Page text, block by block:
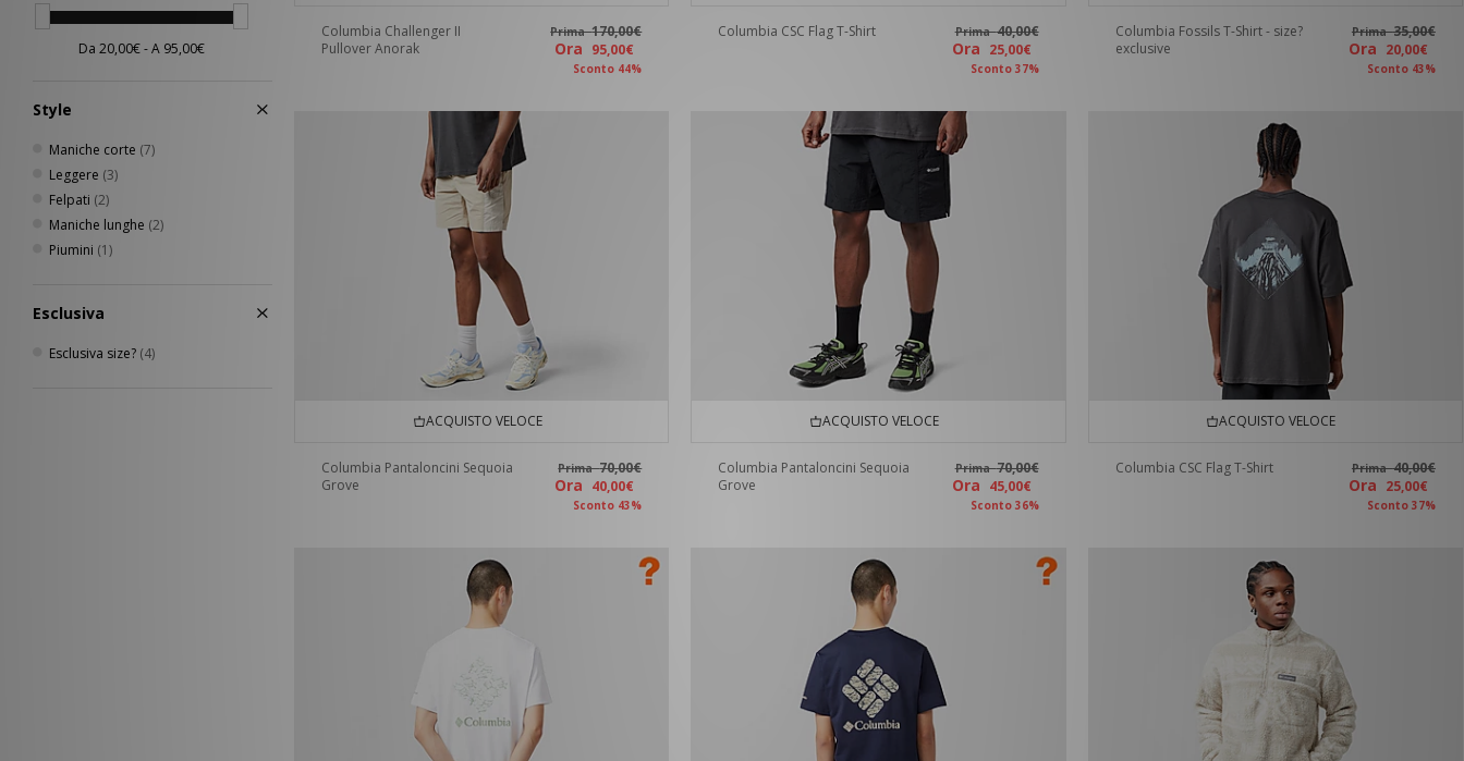
Style
Maniche corte (7)
Leggere (3)
Felpati (2)
Maniche lunghe (2)
Piumini (1)
Esclusiva
Esclusiva size? (4)
Columbia Challenger II
Pullover Anorak
Prima170,00€
Ora 95,00€
Sconto 44%
Columbia CSC Flag T-Shirt Prima40,00€
Ora 25,00€
Sconto 37%
Columbia Fossils T-Shirt - size?
exclusive
Prima35,00€
Ora 20,00€
Sconto 43%
ACQUISTO VELOCE
Columbia Pantaloncini Sequoia
Grove
Prima70,00€
Ora 40,00€
Sconto 43%
ACQUISTO VELOCE
Columbia Pantaloncini Sequoia
Grove
Prima70,00€
Ora 45,00€
Sconto 36%
ACQUISTO VELOCE
Columbia CSC Flag T-Shirt Prima40,00€
Ora 25,00€
Sconto 37%